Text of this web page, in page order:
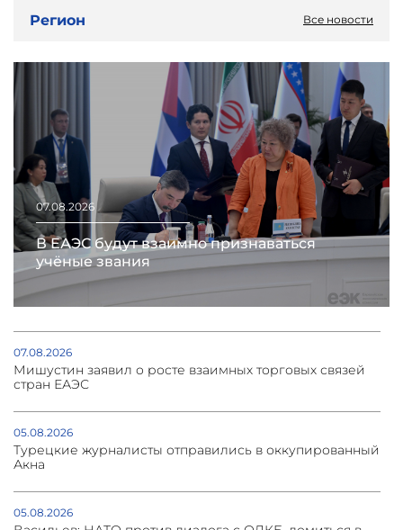
Регион Все новости
07.08.2026
В ЕАЭС будут взаимно признаваться
учёные звания
07.08.2026
Мишустин заявил о росте взаимных торговых связей
стран ЕАЭС
05.08.2026
Турецкие журналисты отправились в оккупированный
Акна
05.08.2026